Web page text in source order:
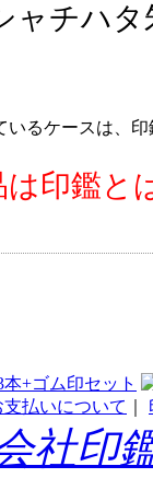
ャチハタ
いるケースは、
印鑑と
支払いについて
社印